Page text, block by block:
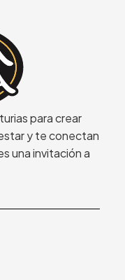
para crear
y te conectan
una invitación a